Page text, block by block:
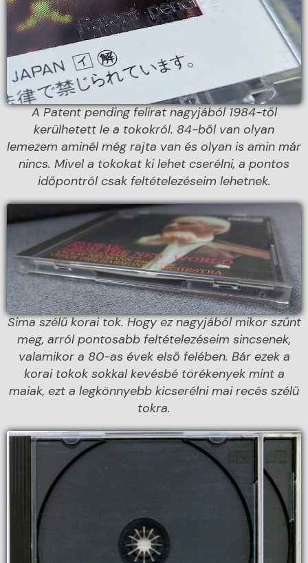
A Patent pending felirat nagyjából 1984-től
kerülhetett le a tokokról. 84-ből van olyan
lemezem aminél még rajta van és olyan is amin már
nincs. Mivel a tokokat ki lehet cserélni, a pontos
időpontról csak feltételezéseim lehetnek.
Sima szélű korai tok. Hogy ez nagyjából mikor szűnt
meg, arról pontosabb feltételezéseim sincsenek,
valamikor a 80-as évek első felében. Bár ezek a
korai tokok sokkal kevésbé törékenyek mint a
maiak, ezt a legkönnyebb kicserélni mai recés szélű
tokra.